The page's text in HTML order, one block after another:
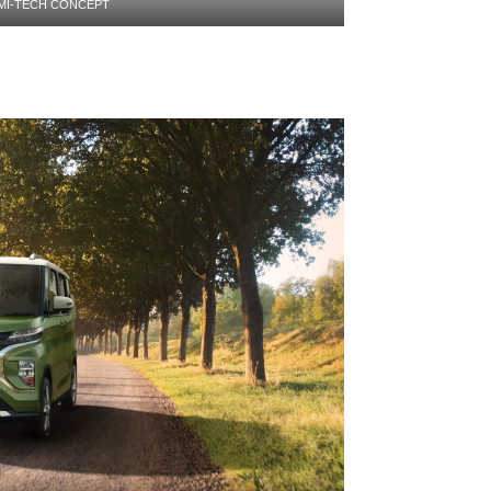
TECH CONCEPT